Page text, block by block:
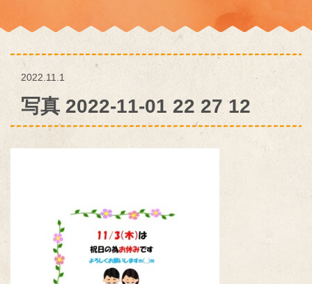
2022.11.1
写真 2022-11-01 22 27 12